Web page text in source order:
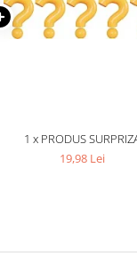
1 x PRODUS
19,98 Lei